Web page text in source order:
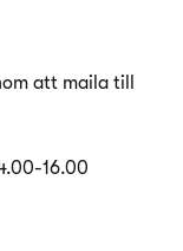
att maila till
16.00